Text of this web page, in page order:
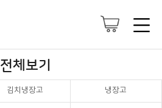
전체보기
김치냉장고 냉장고